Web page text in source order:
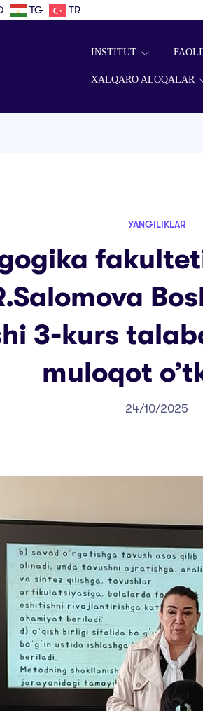
TG TR
INSTITUT
XALQARO ALOQALAR
YANGILIKLAR
3-kurs
muloqot
24/10/2025